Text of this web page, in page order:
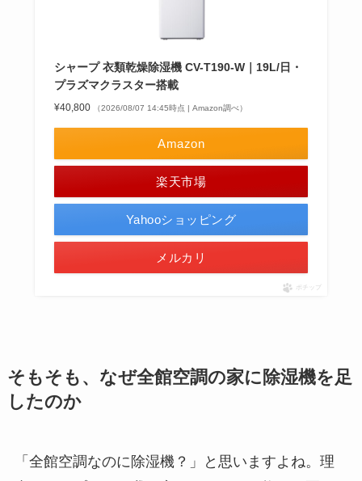
シャープ 衣類乾燥除湿機 CV-T190-W｜19L/日・
プラズマクラスター搭載
¥40,800 （2026/08/07 14:45時点 | Amazon調べ）
Amazon
楽天市場
Yahooショッピング
メルカリ
ポチップ
そもそも、なぜ全館空調の家に除湿機を足
したのか
「全館空調なのに除湿機？」と思いますよね。理